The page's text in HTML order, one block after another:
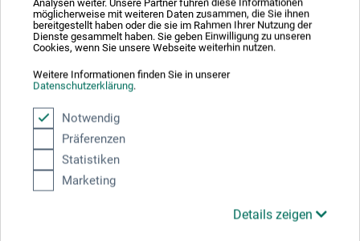
möglicherweise mit weiteren Daten zusammen, die Sie ihnen
bereitgestellt haben oder die sie im Rahmen Ihrer Nutzung der
Dienste gesammelt haben. Sie geben Einwilligung zu unseren
Cookies, wenn Sie unsere Webseite weiterhin nutzen.
Weitere Informationen finden Sie in unserer
Datenschutzerklärung.
Notwendig
Präferenzen
Statistiken
Marketing
Details zeigen
Producent-kontakt
Her finder du producentens kontaktoplysninger for dette
boesner GmbH holding + innovations
Gewerkenstr. 2